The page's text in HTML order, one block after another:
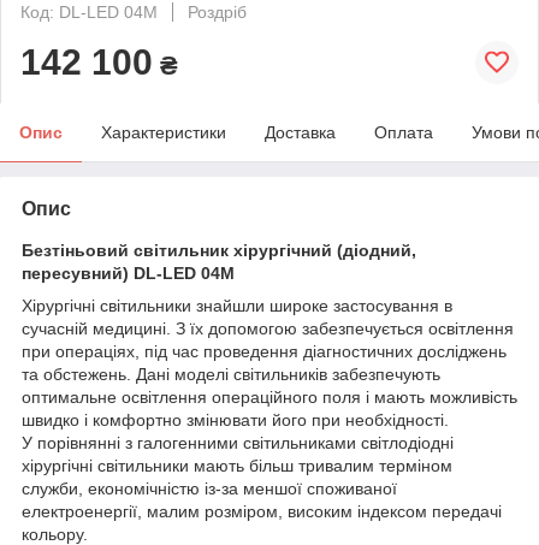
Код: DL-LED 04M
Роздріб
142 100 ₴
Опис Характеристики Доставка Оплата Умови
Опис
Безтіньовий світильник хірургічний (діодний,
пересувний) DL-LED 04M
Хірургічні світильники знайшли широке застосування в
сучасній медицині. З їх допомогою забезпечується освітлення
при операціях, під час проведення діагностичних досліджень
та обстежень. Дані моделі світильників забезпечують
оптимальне освітлення операційного поля і мають можливість
швидко і комфортно змінювати його при необхідності.
У порівнянні з галогенними світильниками світлодіодні
хірургічні світильники мають більш тривалим терміном
служби, економічністю із-за меншої споживаної
електроенергії, малим розміром, високим індексом передачі
кольору.